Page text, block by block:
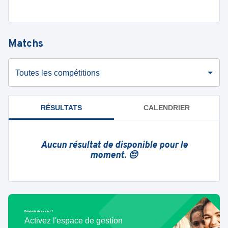
Matchs
Toutes les compétitions
RÉSULTATS CALENDRIER
Aucun résultat de disponible pour le
moment. 😔
Bénévole de ce club ?
Activez l'espace de gestion